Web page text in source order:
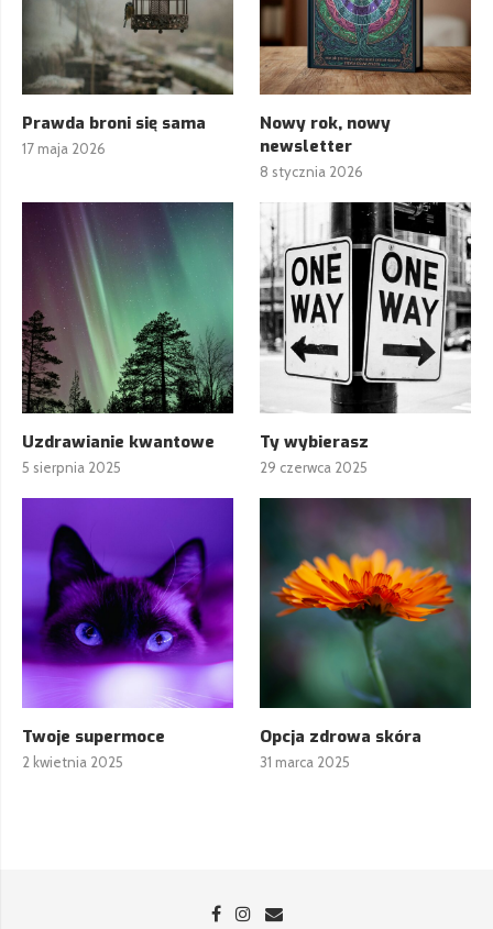
Prawda broni się sama
17 maja 2026
Nowy rok, nowy
newsletter
8 stycznia 2026
Uzdrawianie kwantowe
5 sierpnia 2025
Ty wybierasz
29 czerwca 2025
Twoje supermoce
2 kwietnia 2025
Opcja zdrowa skóra
31 marca 2025